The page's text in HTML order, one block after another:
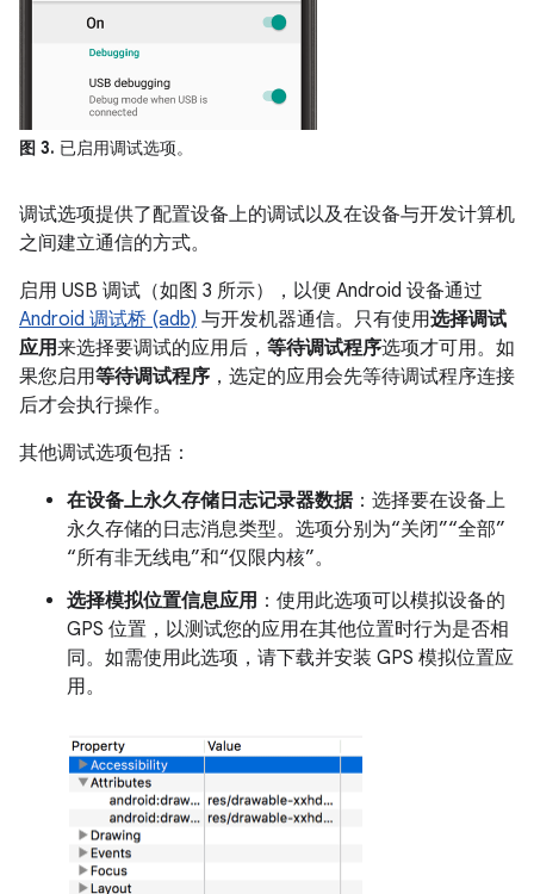
图 3. 已启用调试选项。
调试选项提供了配置设备上的调试以及在设备与开发计算机
之间建立通信的方式。
启用 USB 调试（如图 3 所示），以便 Android 设备通过
Android 调试桥 (adb) 与开发机器通信。只有使用选择调试
应用来选择要调试的应用后， 等待调试程序选项才可用。如
果您启用等待调试程序 ，选定的应用会先等待调试程序连接
后才会执行操作。
其他调试选项包括：
在设备上永久存储日志记录器数据：选择要在设备上
永久存储的日志消息类型。选项分别为“关闭”“全部”
“所有非无线电”和“仅限内核”。
选择模拟位置信息应用 ：使用此选项可以模拟设备的
GPS 位置，以测试您的应用在其他位置时行为是否相
同。如需使用此选项，请下载并安装 GPS 模拟位置应
用。